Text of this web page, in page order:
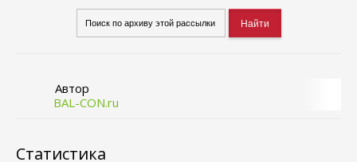
Автор
BAL-CON.ru
Статистика